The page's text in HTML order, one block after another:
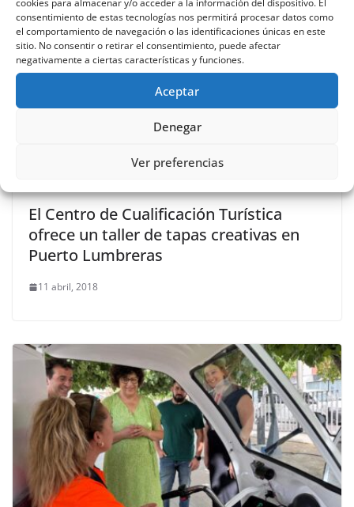
cookies para almacenar y/o acceder a la información del dispositivo. El
consentimiento de estas tecnologías nos permitirá procesar datos como
el comportamiento de navegación o las identificaciones únicas en este
sitio. No consentir o retirar el consentimiento, puede afectar
negativamente a ciertas características y funciones.
Aceptar
Denegar
Ver preferencias
El Centro de Cualificación Turística
ofrece un taller de tapas creativas en
Puerto Lumbreras
11 abril, 2018